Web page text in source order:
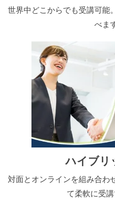
世界中どこからでも受講可能
べま
ハイブリ
対面とオンラインを組み合わ
て柔軟に受講